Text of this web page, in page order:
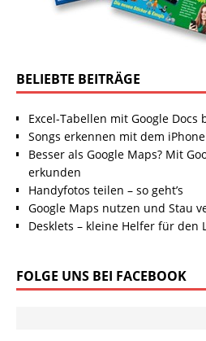
BELIEBTE BEITRÄGE
Excel-Tabellen mit Google Docs
Songs erkennen mit dem iPhone
Besser als Google Maps? Mit
erkunden
Handyfotos teilen – so geht’s
Google Maps nutzen und Stau
Desklets – kleine Helfer für den
FOLGE UNS BEI FACEBOOK